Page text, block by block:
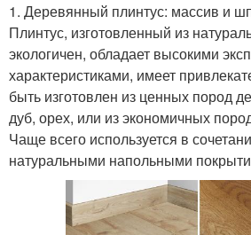
1. Деревянный плинтус: массив и
Плинтус, изготовленный из
экологичен, обладает высокими
характеристиками, имеет
быть изготовлен из ценных пород
дуб, орех, или из экономичных
Чаще всего используется в
натуральными напольными